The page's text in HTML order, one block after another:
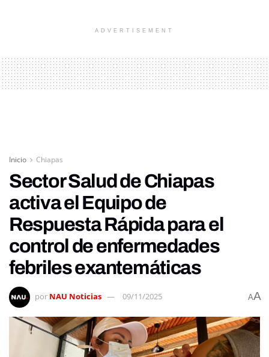
ADVERTISEMENT
Inicio Chiapas
Sector Salud de Chiapas
activa el Equipo de
Respuesta Rápida para el
control de enfermedades
febriles exantemáticas
por NAU Noticias 09/11/2025 AA